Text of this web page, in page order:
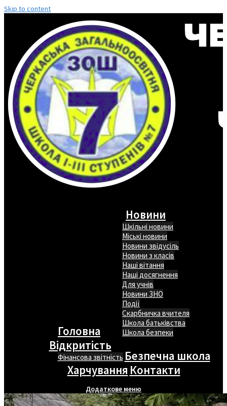
Skip to content
Головна
Новини
Шкільні новини
Міські новини
Новини звідусіль
Новини з класів
Наші вітання
Наші досягнення
Для учнів
Новини ЗНО
Події
Скарбничка вчителя
Школа батьківства
Школа безпеки
Відкритість
Фінансова звітність Безпечна школа
Харчування Контакти
Додаткове меню